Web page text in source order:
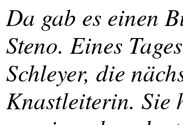
Da gab es einen
Steno. Eines
Schleyer, die
Knastleiterin. Sie